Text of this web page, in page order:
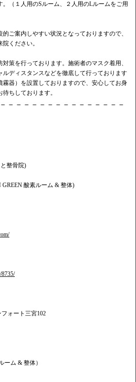
（１人用のSルーム、２人用のLルームをご用
ご案内しやすい状況となっておりますので、
ください。
策を行っております。施術者のマスク着用、
ルディスタンスなどを徹底して行っております
霧器）を設置しておりますので、安心してお身
ちしております。
－－－－－－－－－－－－－－－
整骨院)
酸素ルーム & 整体)
ォート三宮102
ーム & 整体）